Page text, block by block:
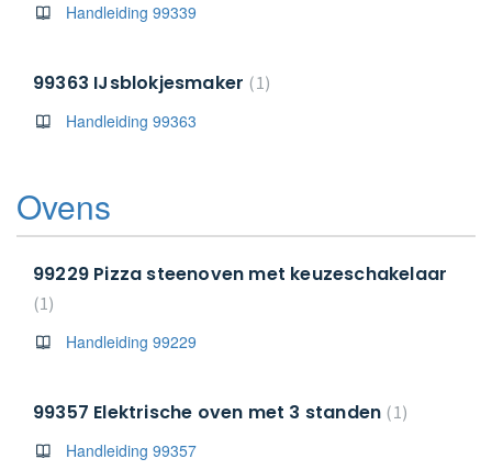
Handleiding 99339
99363 IJsblokjesmaker
1
Handleiding 99363
Ovens
99229 Pizza steenoven met keuzeschakelaar
1
Handleiding 99229
99357 Elektrische oven met 3 standen 1
Handleiding 99357